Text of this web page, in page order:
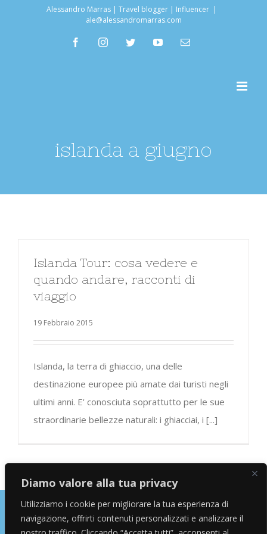
Diamo valore alla tua privacy
Utilizziamo i cookie per migliorare la tua esperienza di
navigazione, offrirti contenuti personalizzati e analizzare il
Alessandro Marras | Travel blogger | Influencer |
ale@alessandromarras.com
facebookinstagramtwitter youtubeEmail
islanda a giugno
Islanda Tour: cosa vedere e
quando andare, racconti di
viaggio
19 Febbraio 2015
Islanda, la terra di ghiaccio, una delle
destinazione europee più amate dai turisti negli
ultimi anni. E' conosciuta soprattutto per le sue
straordinarie bellezze naturali: i ghiacciai, i [...]
Copyright © 2026 Alessandro Marras | Travel Blogger | Influencer